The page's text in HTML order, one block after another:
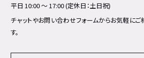
平日 10:00 ～ 17:00 (定休日：土日祝)
チャットやお問い合わせフォームからお気軽に
す。